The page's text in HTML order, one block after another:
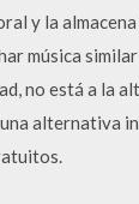
y la
música
no está a la
alternativa